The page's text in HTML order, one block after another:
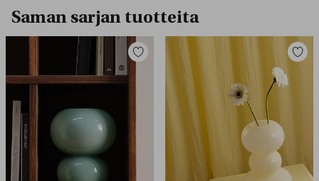
Saman sarjan tuotteita
Lisää
Lisää